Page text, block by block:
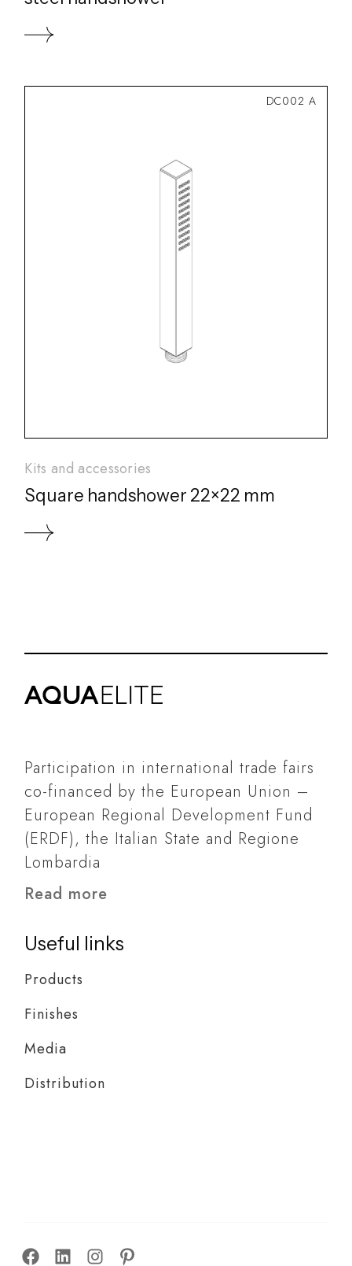
DC002 A
Kits and accessories
Square handshower 22×22 mm
Participation in international trade fairs
co-financed by the European Union –
European Regional Development Fund
(ERDF), the Italian State and Regione
Lombardia
Read more
Useful links
Products
Finishes
Media
Distribution